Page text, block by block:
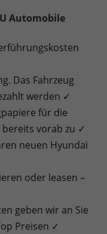
Automobile
Das Fahrzeug
werden ✓
für die
vorab zu ✓
neuen Hyundai
oder leasen –
geben wir an Sie
Preisen ✓